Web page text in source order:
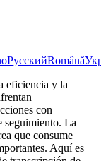
РусскийRomână
eficiencia y la
con
seguimiento. La
que consume
Aquí es